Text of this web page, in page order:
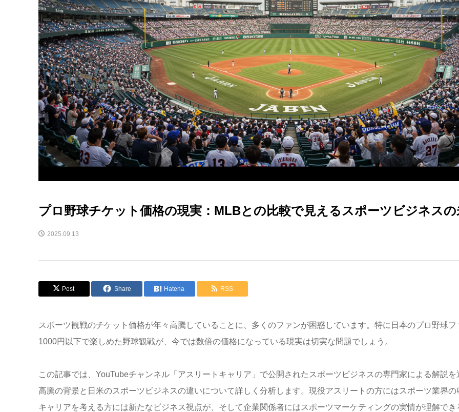
プロ野球チケット価格の現実：MLBとの比較で見えるスポーツビジネスの
2025.09.13
Post Share Hatena RSS
スポーツ観戦のチケット価格が年々高騰していることに、多くのファンが困惑しています。特に日本のプロ野球
1000円以下で楽しめた野球観戦が、今では数倍の価格になっている現実は切実な問題でしょう。
この記事では、YouTubeチャンネル「アスリートキャリア」で公開されたスポーツビジネスの専門家による解説
高騰の背景と日米のスポーツビジネスの違いについて詳しく分析します。現役アスリートの方にはスポーツ業界
キャリアを考える方には新たなビジネス視点が、そして企業関係者にはスポーツマーケティングの実情が理解で